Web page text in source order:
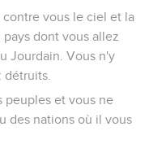
vous le ciel et la
dont vous allez
Jourdain. Vous n'y
détruits.
peuples et vous ne
des nations où il vous